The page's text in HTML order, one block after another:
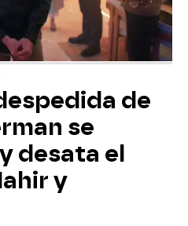
de
se
desata el
y